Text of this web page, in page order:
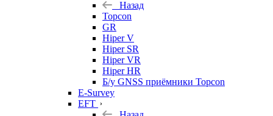
Назад
Topcon
GR
Hiper V
Hiper SR
Hiper VR
Hiper HR
Б/у GNSS приёмники Topcon
E-Survey
EFT